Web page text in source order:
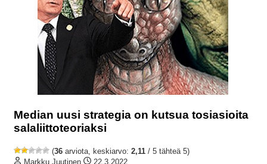
Median uusi strategia on kutsua tosiasioita
salaliittoteoriaksi
(36 arviota, keskiarvo: 2,11 / 5 tähteä 5)
Markku Juutinen
22.3.2022